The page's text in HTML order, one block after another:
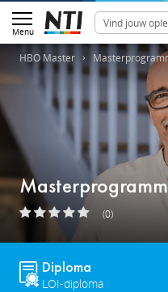
Menu
HBO Master
(0)
Diploma
LOI-diploma